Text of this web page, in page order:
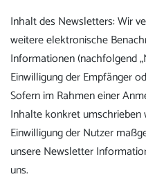
Inhalt des Newsletters: Wir
weitere elektronische
Informationen (nachfolgend
Einwilligung der Empfänger
Sofern im Rahmen einer
Inhalte konkret umschrieben
Einwilligung der Nutzer
unsere Newsletter
uns.